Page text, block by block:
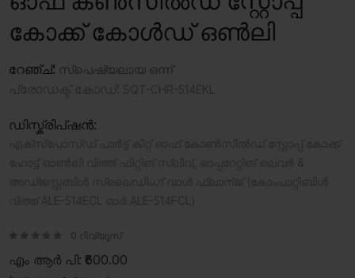
കോക്ക് കോൾഡ് ഒൺലി
റേഞ്ച്: സ്‍പെഷ്യലായ ഒന്ന്
ഡിസ്ക്രിപ്ഷൻ:
0 റിവ്യൂസ്
എം ആർ പി: ₹600.00